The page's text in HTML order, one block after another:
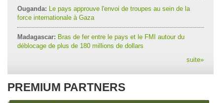
Ouganda: Le pays approuve l'envoi de troupes au sein de la
force internationale à Gaza
Madagascar: Bras de fer entre le pays et le FMI autour du
déblocage de plus de 180 millions de dollars
suite»
PREMIUM PARTNERS